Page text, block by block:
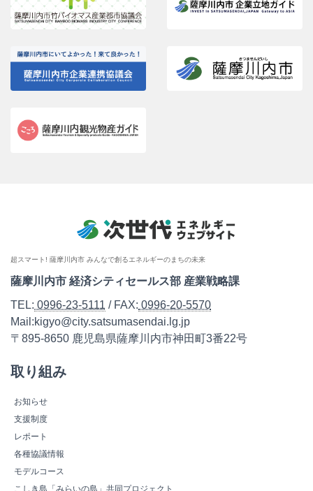
超スマート! 薩摩川内市 みんなで創るエネルギーのまちの未来
薩摩川内市 経済シティセールス部 産業戦略課
TEL: 0996-23-5111 / FAX: 0996-20-5570
Mail:kigyo@city.satsumasendai.lg.jp
〒895-8650 鹿児島県薩摩川内市神田町3番22号
取り組み
お知らせ
支援制度
レポート
各種協議情報
モデルコース
こしき島「みらいの島」共同プロジェクト